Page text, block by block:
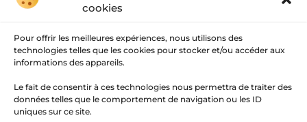
cookies
Pour offrir les meilleures expériences, nous utilisons des
technologies telles que les cookies pour stocker et/ou accéder aux
informations des appareils.
Le fait de consentir à ces technologies nous permettra de traiter des
données telles que le comportement de navigation ou les ID
uniques sur ce site.